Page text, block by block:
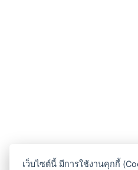
เว็บไซต์นี้ มีการใช้งานคุกกี้